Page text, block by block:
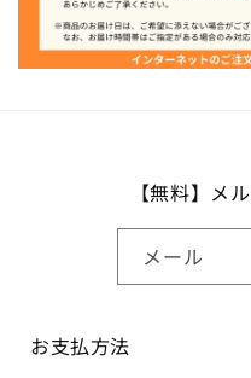
【無料】メ
メール
お支払方法